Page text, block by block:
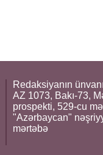
Redaksiyanın
AZ 1073, Bakı-73,
prospekti, 529-cu
"Azərbaycan"
mərtəbə